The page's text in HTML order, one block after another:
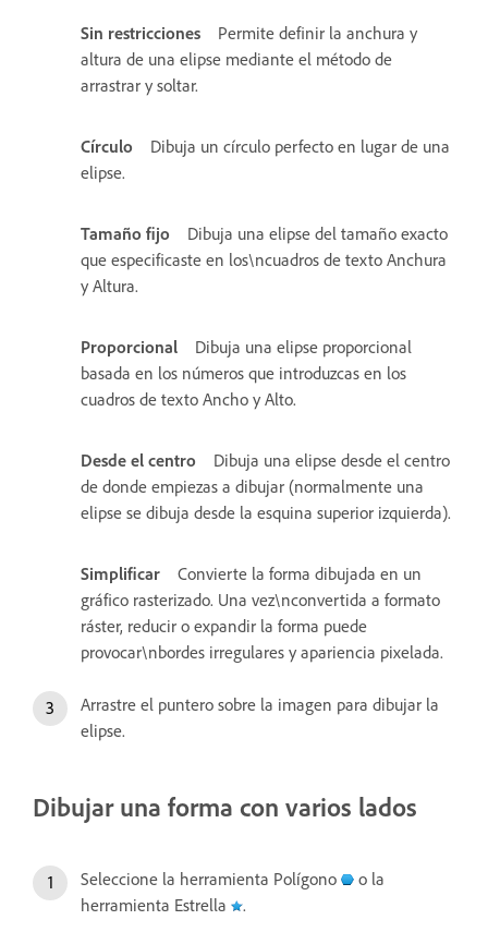
Sin restricciones
Permite definir la anchura y
altura de una elipse mediante el método de
arrastrar y soltar.
Círculo
Dibuja un círculo perfecto en lugar de una
elipse.
Tamaño fijo
Dibuja una elipse del tamaño exacto
que especificaste en los\ncuadros de texto Anchura
y Altura.
Proporcional
Dibuja una elipse proporcional
basada en los números que introduzcas en los
cuadros de texto Ancho y Alto.
Desde el centro
Dibuja una elipse desde el centro
de donde empiezas a dibujar (normalmente una
elipse se dibuja desde la esquina superior izquierda).
Simplificar
Convierte la forma dibujada en un
gráfico rasterizado. Una vez\nconvertida a formato
ráster, reducir o expandir la forma puede
provocar\nbordes irregulares y apariencia pixelada.
Arrastre el puntero sobre la imagen para dibujar la
elipse.
Dibujar una forma con varios lados
Seleccione la herramienta Polígono
o la
herramienta Estrella
.